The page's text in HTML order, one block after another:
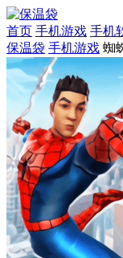
首页 手机游戏 手机
保温袋 手机游戏 蜘